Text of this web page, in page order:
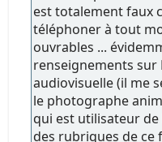
est totalement faux
téléphoner à tout
ouvrables ...
renseignements sur
audiovisuelle (il me
le photographe
qui est utilisateur
des rubriques de ce